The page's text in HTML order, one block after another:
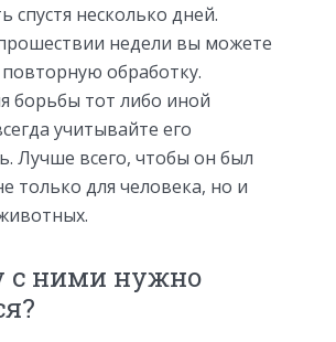
спустя несколько дней.
недели вы можете
обработку.
борьбы тот либо иной
учитывайте его
Лучше всего, чтобы он был
только для человека, но и
с ними нужно